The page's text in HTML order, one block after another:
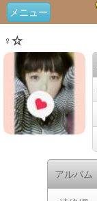
メニュー
♀☆
アルバム